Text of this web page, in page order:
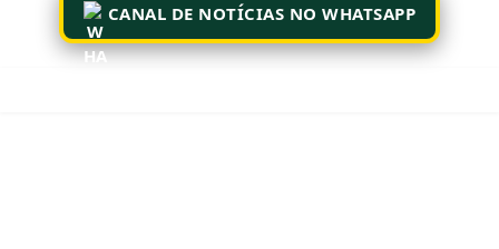
CANAL DE NOTÍCIAS NO WHATSAPP